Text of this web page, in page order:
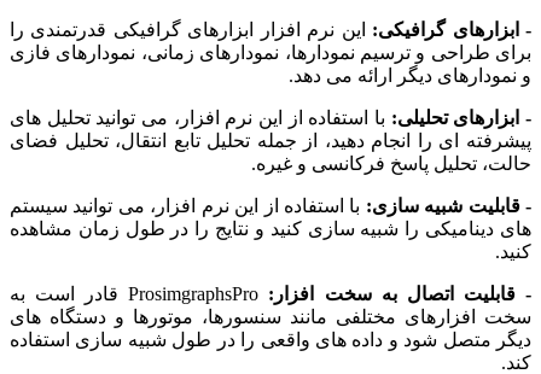
- ابزارهای گرافیکی: این نرم افزار ابزارهای گرافیکی قدرتمندی را
برای طراحی و ترسیم نمودارها، نمودارهای زمانی، نمودارهای فازی
و نمودارهای دیگر ارائه می دهد.
- ابزارهای تحلیلی: با استفاده از این نرم افزار، می توانید تحلیل های
پیشرفته ای را انجام دهید، از جمله تحلیل تابع انتقال، تحلیل فضای
حالت، تحلیل پاسخ فرکانسی و غیره.
- قابلیت شبیه سازی: با استفاده از این نرم افزار، می توانید سیستم
های دینامیکی را شبیه سازی کنید و نتایج را در طول زمان مشاهده
کنید.
- قابلیت اتصال به سخت افزار:
ProsimgraphsPro قادر است به
سخت افزارهای مختلفی مانند سنسورها، موتورها و دستگاه های
دیگر متصل شود و داده های واقعی را در طول شبیه سازی استفاده
کند.